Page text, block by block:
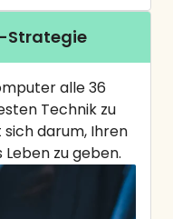
Strategie
alle 36
Technik zu
darum, Ihren
zu geben.